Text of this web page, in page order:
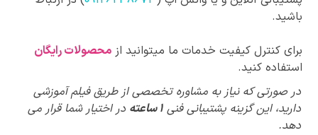
باشید.
برای کنترل کیفیت خدمات ما میتوانید ازمحصولات رایگان
استفاده کنید.
پیشنهادات
ویژه
در صورتی که نیاز به مشاوره تخصصی از طریق فیلم آموزشی
دارید، این گزینه پشتیبانی فنی1 ساعته
در اختیار شما قرار می
دهد.